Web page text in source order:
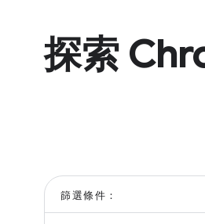
探索
篩選條件：